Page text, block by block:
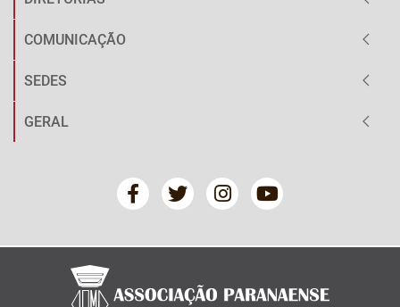
COMUNICAÇÃO
SEDES
GERAL